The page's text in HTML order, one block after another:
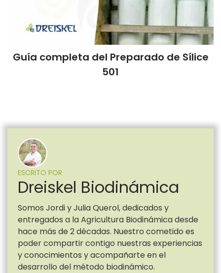
Guía completa del Preparado de Sílice
501
ESCRITO POR
Dreiskel Biodinámica
Somos Jordi y Julia Querol, dedicados y
entregados a la Agricultura Biodinámica desde
hace más de 2 décadas. Nuestro cometido es
poder compartir contigo nuestras experiencias
y conocimientos y acompañarte en el
desarrollo del método biodinámico.